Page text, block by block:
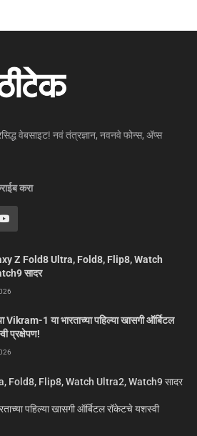
वेबसाइट! नवं तंत्रज्ञान, नवनवे फोन्स, ॲप्स
करा
Z Fold8 Ultra, Fold8, Flip8, Watch
सादर
Vikram-1 या भारताच्या पहिल्या खासगी ऑर्बिटल
प्रक्षेपण!
Fold8, Flip8, Watch Ultra2, Watch9 सादर
पहिल्या खासगी ऑर्बिटल रॉकेटचे यशस्वी